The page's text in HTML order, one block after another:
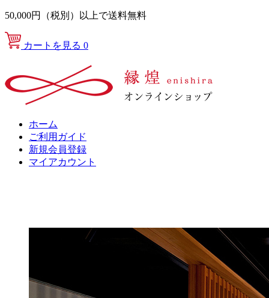
50,000円（税別）以上で送料無料
カートを見る 0
ホーム
ご利用ガイド
新規会員登録
マイアカウント